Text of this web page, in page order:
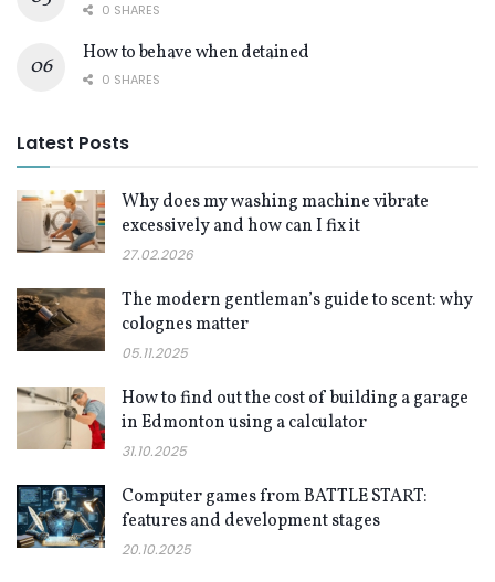
0 SHARES
How to behave when detained
0 SHARES
Latest Posts
Why does my washing machine vibrate
excessively and how can I fix it
27.02.2026
The modern gentleman’s guide to scent: why
colognes matter
05.11.2025
How to find out the cost of building a garage
in Edmonton using a calculator
31.10.2025
Computer games from BATTLE START:
features and development stages
20.10.2025